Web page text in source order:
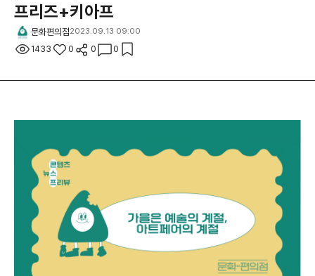
프리즈+키아프
문화편의점2023.09.13 09:00
1433 0 0 0